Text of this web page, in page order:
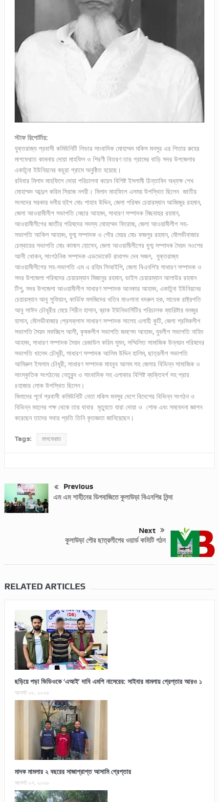
স্টাফ রিপোর্টার:
যুক্তরাজ্য প্রবাসী কমিউনিটি লিডার সাংবাদিক মোহাম্মদ মকিস মনসুর এর পিতার রুহের
মাগফেরাত কামনায় দোয়া মাহফিল ও শিরণী বিতরণ তার গ্রামের বাড়ি সদর উপজেলার
একাটুনা ইউনিয়নের কচুয়া গ্রামে অনুষ্ঠিত হয়েছে।
রবিবার মিলাদ মাহফিলে দোয়া পরিচালনা করেন বিশিষ্ট ইসলামী চিন্তাবিদ অধ্যক্ষ শেখ
মোহাম্মদ আব্দুল করিম সিরাজ নগরী। মিলাদ মাহফিলে এসময় উপস্থিত ছিলেন জাতীয়
সংসদের সরকার দলীয় হুইপ মোঃ শাহাব উদ্দিন, জেলা পরিষদ চেয়ারম্যান আজিজুর রহমান,
জেলা আওয়ামীলীগ সভাপতি নেছার আহমদ, সাধারণ সম্পাদক মিছবাহুর রহমান,
আওয়ামীলীগের জাতীয় পরিষদের সদস্য মোহাম্মদ ফিরোজ, জেলা আওয়ামীলীগ সহ-
সভাপতি আকিল আহমদ, যুগ্ম সম্পাদক ও পৌর মেয়র মোঃ ফজলুর রহমান, মৌলভীবাজার
চেম্বারের সভাপতি মোঃ কামাল হোসেন, জেলা আওয়ামীলীগের যুগ্ম সম্পাদক সৈয়দ নওশের
আলী খোকন, সাংগঠনিক সম্পাদক এডভোকেট রাধাপদ দেব সজল, যুক্তরাজ্য
আওয়ামীলীগের সহ-সভাপতি এম এ রহিম সিআইপি, জেলা বিএনপি’র সাধারণ সম্পাদক ও
সদর উপজেলা পরিষদের চেয়ারম্যান মিজানুর রহমান, ভাইস চেয়ারম্যান আলাউর রহমান
টিপু, সদর উপজেলা আওয়ামীলীগ সাধারণ সম্পাদক আনকার আহমদ, একাটুনা ইউনিয়নের
চেয়ারম্যান আবু সুফিয়ান, কার্ডিফ মসজিদের খতিব মাওলানা বদরুল হক, সাবেক রাষ্ট্রপতি
আবু সাঈদ চৌধূরীর মেয়ে শিরীন হাসান, ব্রাক ইউনিভার্সিটির পরিচালক ব্যারিষ্টার মনজুর
হাসান, মৌলভীবাজার প্রেসক্লাস সাধারণ সম্পাদক সালেহ এলাহী কুটি, জেলা শ্রমিকলীগ
সভাপতি সৈয়দ মফচ্ছিল আলী, কৃষকলীগ সভাপতি জমশেদ আহমদ, যুবলীগ সভাপতি নাহিদ
আহমদ, সাধারণ সম্পাদক সৈয়দ রেজাউল করিম সুমন, সম্মিলিত সামাজিক উন্নয়ন পরিষদের
সভাপতি খালেদ চৌধূরী, সাধারণ সম্পাদক আলিম উদ্দিন হালিম, ছাত্রলীগ সভাপতি
আমিরুল ইসলাম চৌধূরী, সাধারণ সম্পাদক মাহবুব আলম সহ জেলার বিভিন্ন সামাজিক ও
সাংস্কৃতিক সংগঠনের নেতৃবৃন্দ ও সাংবাদিক সহ এলাকার বিশিষ্ট ব্যক্তিবর্গ সহ প্রায়
৪হাজার লোক উপস্থিত ছিলেন।
মিলাদের পূর্বে প্রবাসী কমিউনিটি নেতা মকিস মনসুর দেশে বিদেশের বিভিন্ন সংগঠন ও
বিভিন্ন মহলের পক্ষ থেকে তার বাবার মৃত্যুতে যারা দোয়া ও শোক এবং সমবেদনা জ্ঞাপন
করেছেন তাদের সবার প্রতি তিনি কৃতজ্ঞতা জানিয়েছেন।
Tags: মাগফেরাত
Previous
এম এম শাহীনের ডিগবাজিতে কুলাউড়া বিএনপির নিন্দা
Next
কুলাউড়া পৌর ছাত্রলীগের ওয়ার্ড কমিটি গঠন
RELATED ARTICLES
ছড়িয়ে পড়া ভিডিওকে ‘এআই’ দাবি এমপি নাসেরের: সাইবার মামলায় গ্রেপ্তার আরও ১
আগস্ট ০৮, ২০২৬
মাদক মামলার ২ বছরের সাজাপ্রাপ্ত আসামি গ্রেপ্তার
আগস্ট ০৭, ২০২৬